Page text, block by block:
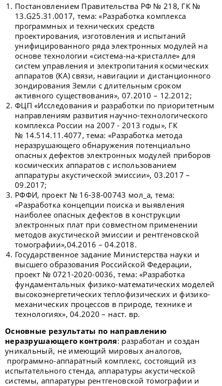
Постановлением Правительства РФ № 218, ГК №
13.G25.31.0017, тема: «Разработка комплекса
программных и технических средств
проектирования, изготовления и испытаний
унифицированного ряда электронных модулей на
основе технологии «система-на-кристалле» для
систем управления и электропитания космических
аппаратов (КА) связи, навигации и дистанционного
зондирования Земли с длительным сроком
активного существования», 07.2010 – 12.2012;
ФЦП «Исследования и разработки по приоритетным
направлениям развития научно-технологического
комплекса России на 2007 - 2013 годы», ГК
№ 14.514.11.4077, тема: «Разработка метода
неразрушающего обнаружения потенциально
опасных дефектов электронных модулей приборов
космических аппаратов с использованием
аппаратуры акустической эмиссии», 03.2017­ –
09.2017;
РФФИ, проект № 16-38-00743 мол_а, тема:
«Разработка концепции поиска и выявления
наиболее опасных дефектов в конструкции
электронных плат при совместном применении
методов акустической эмиссии и рентгеновской
томографии»,04.2016 – 04.2018.
Государственное задание Министерства науки и
высшего образования Российской Федерации,
проект № 0721-2020-0036, тема: «Разработка
фундаментальных физико-математических моделей
высокоэнергетических теплофизических и физико-
механических процессов в природе, технике и
технологиях», 04.2020­ – наст. вр.
Основные результаты по направлению
неразрушающего контроля: разработан и создан
уникальный, не имеющий мировых аналогов,
программно-аппаратный комплекс, состоящий из
испытательного стенда, аппаратуры акустической
системы, аппаратуры рентгеновской томографии и